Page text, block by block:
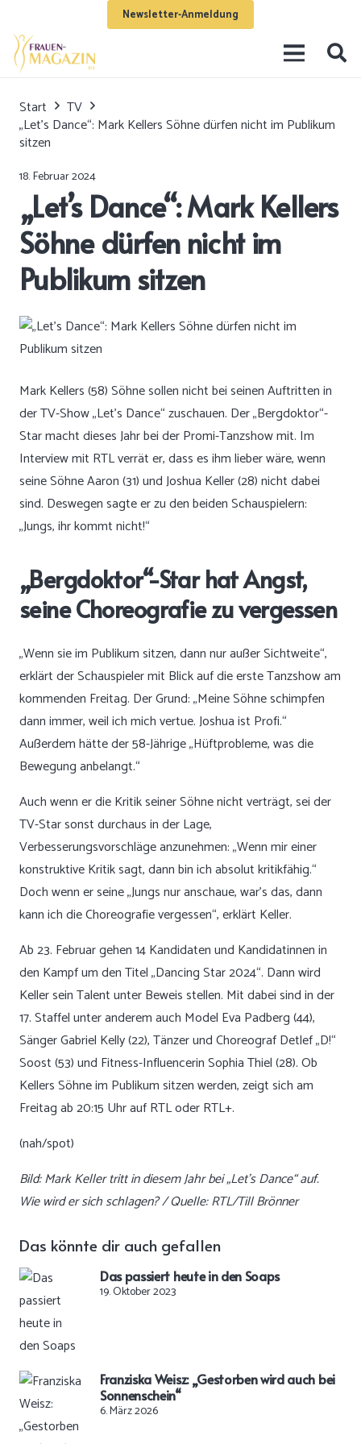
Newsletter-Anmeldung
Start
TV
„Let’s Dance“: Mark Kellers Söhne dürfen nicht im Publikum
sitzen
18. Februar 2024
„Let’s Dance“: Mark Kellers
Söhne dürfen nicht im
Publikum sitzen
Mark Kellers (58) Söhne sollen nicht bei seinen Auftritten in
der TV-Show „Let’s Dance“ zuschauen. Der „Bergdoktor“-
Star macht dieses Jahr bei der Promi-Tanzshow mit. Im
Interview mit RTL verrät er, dass es ihm lieber wäre, wenn
seine Söhne Aaron (31) und Joshua Keller (28) nicht dabei
sind. Deswegen sagte er zu den beiden Schauspielern:
„Jungs, ihr kommt nicht!“
„Bergdoktor“-Star hat Angst,
seine Choreografie zu vergessen
„Wenn sie im Publikum sitzen, dann nur außer Sichtweite“,
erklärt der Schauspieler mit Blick auf die erste Tanzshow am
kommenden Freitag. Der Grund: „Meine Söhne schimpfen
dann immer, weil ich mich vertue. Joshua ist Profi.“
Außerdem hätte der 58-Jährige „Hüftprobleme, was die
Bewegung anbelangt.“
Auch wenn er die Kritik seiner Söhne nicht verträgt, sei der
TV-Star sonst durchaus in der Lage,
Verbesserungsvorschläge anzunehmen: „Wenn mir einer
konstruktive Kritik sagt, dann bin ich absolut kritikfähig.“
Doch wenn er seine „Jungs nur anschaue, war’s das, dann
kann ich die Choreografie vergessen“, erklärt Keller.
Ab 23. Februar gehen 14 Kandidaten und Kandidatinnen in
den Kampf um den Titel „Dancing Star 2024“. Dann wird
Keller sein Talent unter Beweis stellen. Mit dabei sind in der
17. Staffel unter anderem auch Model Eva Padberg (44),
Sänger Gabriel Kelly (22), Tänzer und Choreograf Detlef „D!“
Soost (53) und Fitness-Influencerin Sophia Thiel (28). Ob
Kellers Söhne im Publikum sitzen werden, zeigt sich am
Freitag ab 20:15 Uhr auf RTL oder RTL+.
(nah/spot)
Bild: Mark Keller tritt in diesem Jahr bei „Let’s Dance“ auf.
Wie wird er sich schlagen? / Quelle: RTL/Till Brönner
Das könnte dir auch gefallen
Das passiert heute in den Soaps
19. Oktober 2023
Franziska Weisz: „Gestorben wird auch bei
Sonnenschein“
6. März 2026